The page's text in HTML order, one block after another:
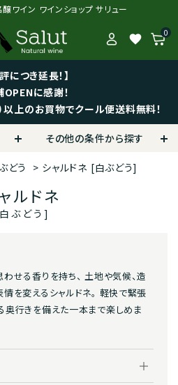
ワイン ワインショップ サリュー
favorite 0
につき延長！】
に感謝！
以上のお買物でクール便送料無料！
その他の条件から探す
どう > シャルドネ [白ぶどう]
ルドネ
ぶどう]
せる香りを持ち、 土地や気候、造
を変えるシャルドネ。 軽快で緊張
奥行きを備えた一本まで楽しめま